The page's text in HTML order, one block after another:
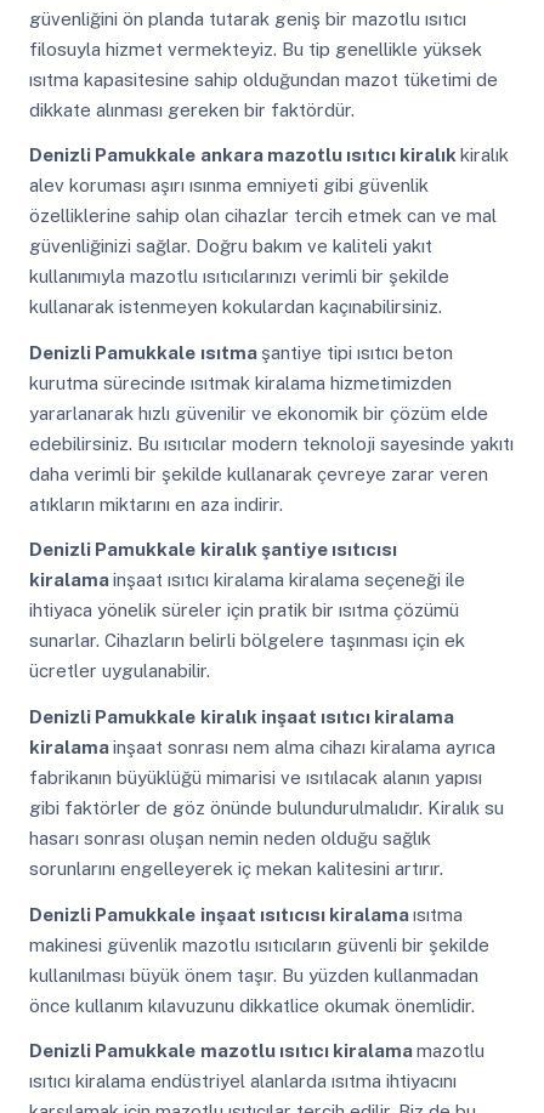
güvenliğini ön planda tutarak geniş bir mazotlu ısıtıcı
filosuyla hizmet vermekteyiz. Bu tip genellikle yüksek
ısıtma kapasitesine sahip olduğundan mazot tüketimi de
dikkate alınması gereken bir faktördür.
Denizli Pamukkale ankara mazotlu ısıtıcı kiralık kiralık
alev koruması aşırı ısınma emniyeti gibi güvenlik
özelliklerine sahip olan cihazlar tercih etmek can ve mal
güvenliğinizi sağlar. Doğru bakım ve kaliteli yakıt
kullanımıyla mazotlu ısıtıcılarınızı verimli bir şekilde
kullanarak istenmeyen kokulardan kaçınabilirsiniz.
Denizli Pamukkale ısıtma şantiye tipi ısıtıcı beton
kurutma sürecinde ısıtmak kiralama hizmetimizden
yararlanarak hızlı güvenilir ve ekonomik bir çözüm elde
edebilirsiniz. Bu ısıtıcılar modern teknoloji sayesinde yakıtı
daha verimli bir şekilde kullanarak çevreye zarar veren
atıkların miktarını en aza indirir.
Denizli Pamukkale kiralık şantiye ısıtıcısı
kiralamainşaat ısıtıcı kiralama kiralama seçeneği ile
ihtiyaca yönelik süreler için pratik bir ısıtma çözümü
sunarlar. Cihazların belirli bölgelere taşınması için ek
ücretler uygulanabilir.
Denizli Pamukkale kiralık inşaat ısıtıcı kiralama
kiralamainşaat sonrası nem alma cihazı kiralama ayrıca
fabrikanın büyüklüğü mimarisi ve ısıtılacak alanın yapısı
gibi faktörler de göz önünde bulundurulmalıdır. Kiralık su
hasarı sonrası oluşan nemin neden olduğu sağlık
sorunlarını engelleyerek iç mekan kalitesini artırır.
Denizli Pamukkale inşaat ısıtıcısı kiralamaısıtma
makinesi güvenlik mazotlu ısıtıcıların güvenli bir şekilde
kullanılması büyük önem taşır. Bu yüzden kullanmadan
önce kullanım kılavuzunu dikkatlice okumak önemlidir.
Denizli Pamukkale mazotlu ısıtıcı kiralamamazotlu
ısıtıcı kiralama endüstriyel alanlarda ısıtma ihtiyacını